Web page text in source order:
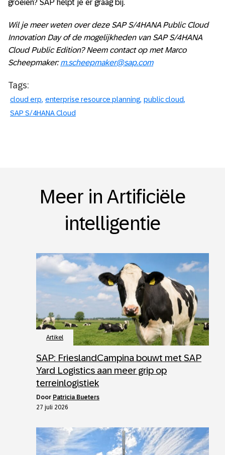
groeien? SAP helpt je er graag bij.
Wil je meer weten over deze SAP S/4HANA Public Cloud
Innovation Day of de mogelijkheden van SAP S/4HANA
Cloud Public Edition? Neem contact op met Marco
Scheepmaker:m.scheepmaker@sap.com
Tags:
cloud erp enterprise resource planning public cloud
SAP S/4HANA Cloud
Meer in Artificiële
intelligentie
Artikel
SAP: FrieslandCampina bouwt met SAP
Yard Logistics aan meer grip op
terreinlogistiek
door Patricia Bueters
27 juli 2026